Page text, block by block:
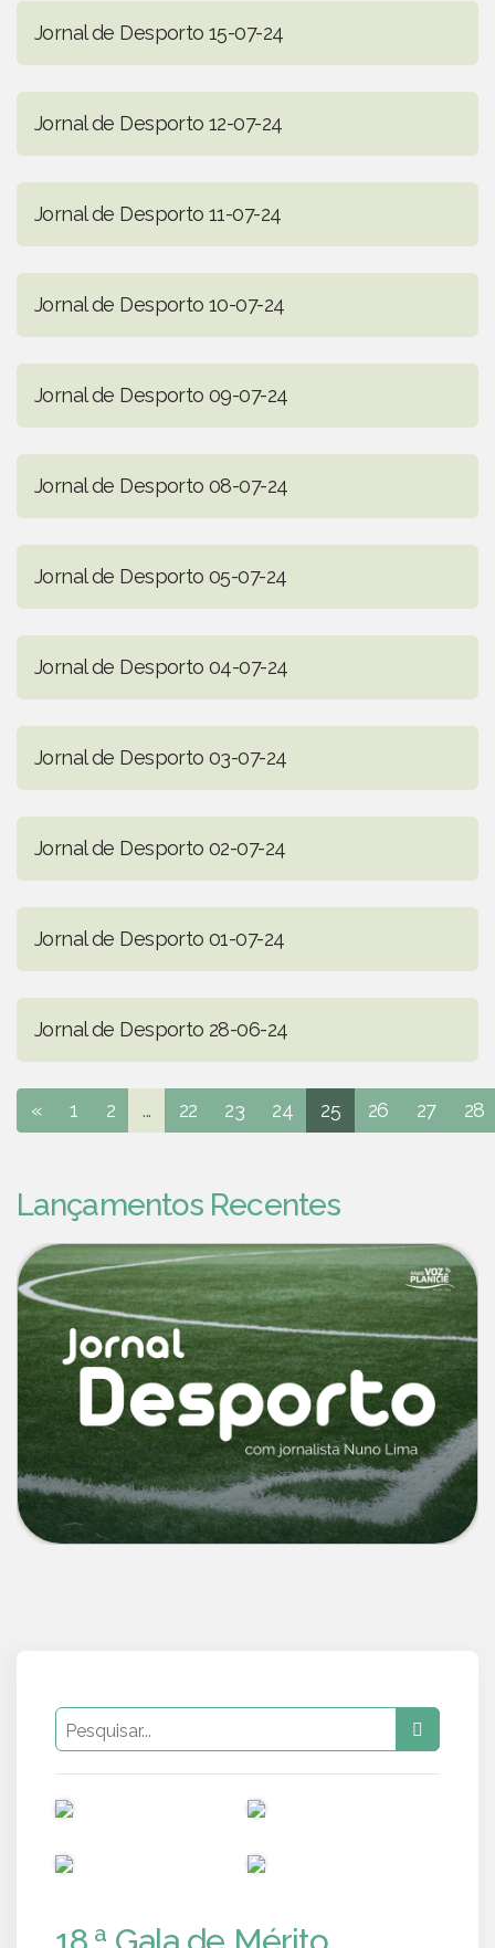
Jornal de Desporto 15-07-24
Jornal de Desporto 12-07-24
Jornal de Desporto 11-07-24
Jornal de Desporto 10-07-24
Jornal de Desporto 09-07-24
Jornal de Desporto 08-07-24
Jornal de Desporto 05-07-24
Jornal de Desporto 04-07-24
Jornal de Desporto 03-07-24
Jornal de Desporto 02-07-24
Jornal de Desporto 01-07-24
Jornal de Desporto 28-06-24
« 1 2 ... 22 23 24 25 26 27 28
Lançamentos Recentes